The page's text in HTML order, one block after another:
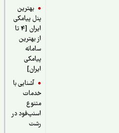
بهترین
پنل پیامکی
ایران [4 تا
از بهترین
سامانه
پیامکی
آشنایی با
خدمات
اسنپ‌فود در